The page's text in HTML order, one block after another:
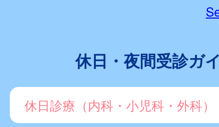
休日・夜間受診ガ
休日診療（内科・小児科・外科）